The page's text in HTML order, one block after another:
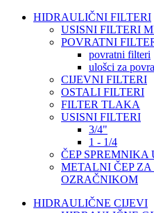
HIDRAULIČNI FILTERI
USISNI FILTERI
POVRATNI
povratni filteri
ulošci za
CIJEVNI FILTERI
OSTALI FILTERI
FILTER TLAKA
USISNI FILTERI
3/4"
1 - 1/4
ČEP SPREMNIKA
METALNI ČEP ZA
OZRAČNIKOM
HIDRAULIČNE CIJEVI